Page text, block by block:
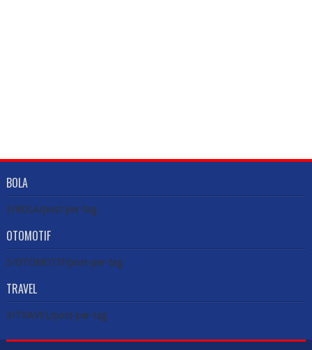
BOLA
3/BOLA/post-per-tag
OTOMOTIF
3/OTOMOTIF/post-per-tag
TRAVEL
3/TRAVEL/post-per-tag